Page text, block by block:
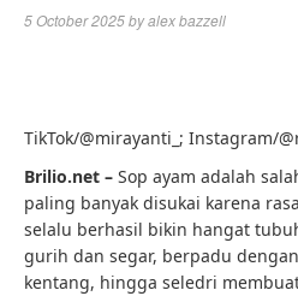
5 October 2025byalex bazzell
TikTok/@mirayanti_; Instagram/
Brilio.net – Sop ayam adalah
paling banyak disukai karena
selalu berhasil bikin hangat
gurih dan segar, berpadu
kentang, hingga seledri